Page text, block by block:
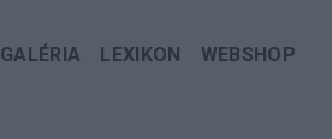
GALÉRIA LEXIKON WEBSHOP